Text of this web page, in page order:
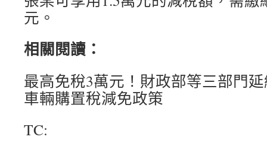
元。
相關閱讀：
最高免稅3萬元！財政部等三部門
車輛購置稅減免政策
TC: